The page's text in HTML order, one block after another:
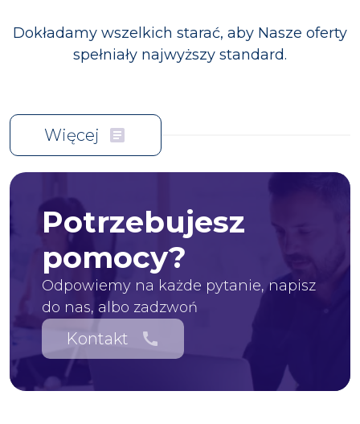
Dokładamy wszelkich starać, aby Nasze oferty
spełniały najwyższy standard.
Więcej article
Potrzebujesz
pomocy?
Odpowiemy na każde pytanie, napisz
do nas, albo zadzwoń
Kontakt call